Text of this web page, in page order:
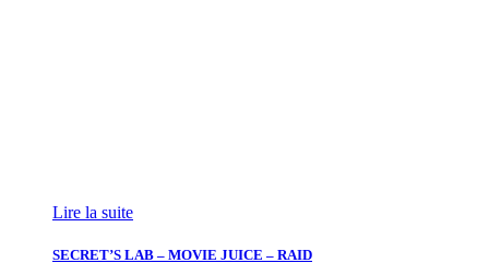
Lire la suite
SECRET’S LAB – MOVIE JUICE – RAID